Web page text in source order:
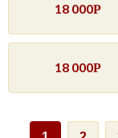
18 000Р
18 000Р